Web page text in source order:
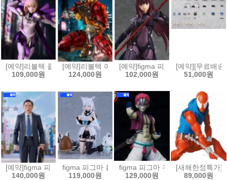
[예약]리볼텍 클레이모어 - 클레어 [4537807221216]
109,000원
[예약]리볼텍 어메이징 야마구치 DC 코믹스 데스샷
124,000원
[예약]figma 피그마 Fate/Grand
102,000원
[예약][무료배
51,000원
[예약]figma 피그마 고독한 미식가 - 이노가시라 고로 마츠시게 유타
140,000원
figma 피그마 홀로라이브 - 시라카미 후부키
119,000원
figma 피그마 귀멸의 칼날 - 아카
129,000원
[새해한정특가
89,000원